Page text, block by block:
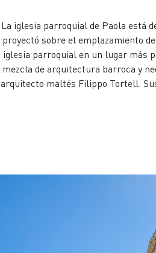
La iglesia parroquial de Paola está
proyectó sobre el emplazamiento
iglesia parroquial en un lugar más
mezcla de arquitectura barroca y
arquitecto maltés Filippo Tortell.